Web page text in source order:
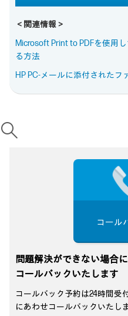
＜関連情報＞
Microsoft Print to PDFを使用
る方法
HP PC-メールに添付されたフ
コール
問題解決ができない場合
コールバックいたします
コールバック予約は24時間受
にあわせコールバックいたし